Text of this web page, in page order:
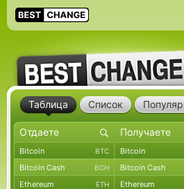
Таблица Список
Bitcoin BTC Bitcoin
Bitcoin Cash BCH Bitcoin Cash
Ethereum ETH Ethereum